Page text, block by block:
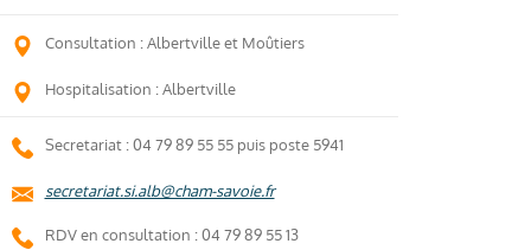
Consultation : Albertville et Moûtiers
Hospitalisation : Albertville
Secretariat : 04 79 89 55 55 puis poste 5941
secretariat.si.alb@cham-savoie.fr
RDV en consultation : 04 79 89 55 13